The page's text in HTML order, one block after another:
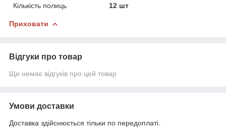
Кількість полиць
12 шт
Приховати
Відгуки про товар
Ще немає відгуків про цей товар
Умови доставки
Доставка здійснюється тільки по передоплаті.